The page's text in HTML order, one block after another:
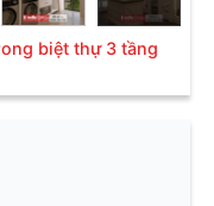
biệt thự 3 tầng